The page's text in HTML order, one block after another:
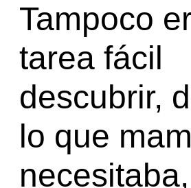
Tampoco
tarea fácil
descubrir,
lo que